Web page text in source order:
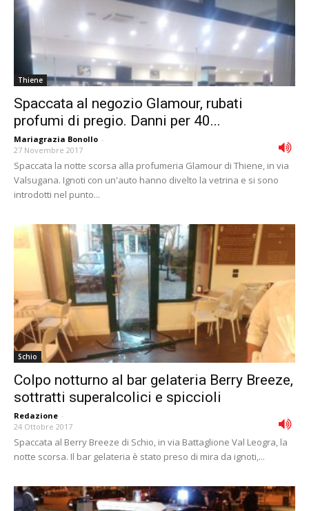
Thiene
Spaccata al negozio Glamour, rubati
profumi di pregio. Danni per 40...
Mariagrazia Bonollo -
27 Novembre 2017
Spaccata la notte scorsa alla profumeria Glamour di Thiene, in via
Valsugana. Ignoti con un'auto hanno divelto la vetrina e si sono
introdotti nel punto...
Schio
Colpo notturno al bar gelateria Berry Breeze,
sottratti superalcolici e spiccioli
Redazione -
24 Ottobre 2017
Spaccata al Berry Breeze di Schio, in via Battaglione Val Leogra, la
notte scorsa. Il bar gelateria è stato preso di mira da ignoti,...